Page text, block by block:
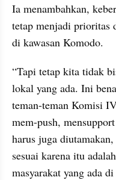
Ia menambahkan,
tetap menjadi prioritas
di kawasan Komodo.
“Tapi tetap kita tidak
lokal yang ada. Ini
teman-teman Komisi
mem-push,
harus juga
sesuai karena itu
masyarakat yang ada